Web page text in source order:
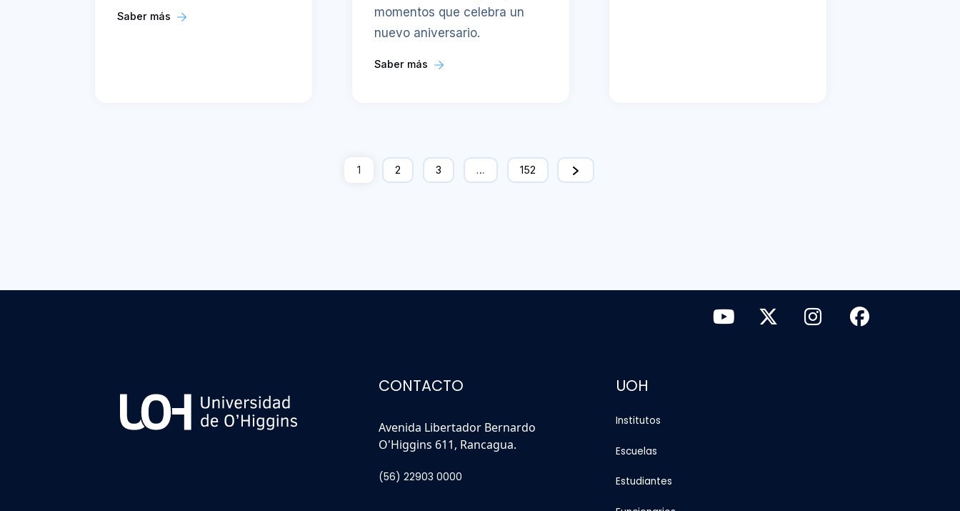
Saber más
momentos que celebra un
nuevo aniversario.
Saber más
1 2 3 … 152
CONTACTO
Avenida Libertador Bernardo
O'Higgins 611, Rancagua.
(56) 22903 0000
UOH
Institutos
Escuelas
Estudiantes